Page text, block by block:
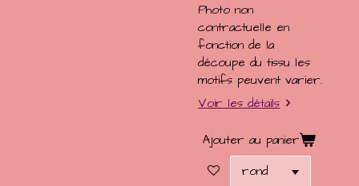
Photo non
contractuelle en
fonction de la
découpe du tissu les
motifs peuvent varier.
Voir les détails
Ajouter au panier